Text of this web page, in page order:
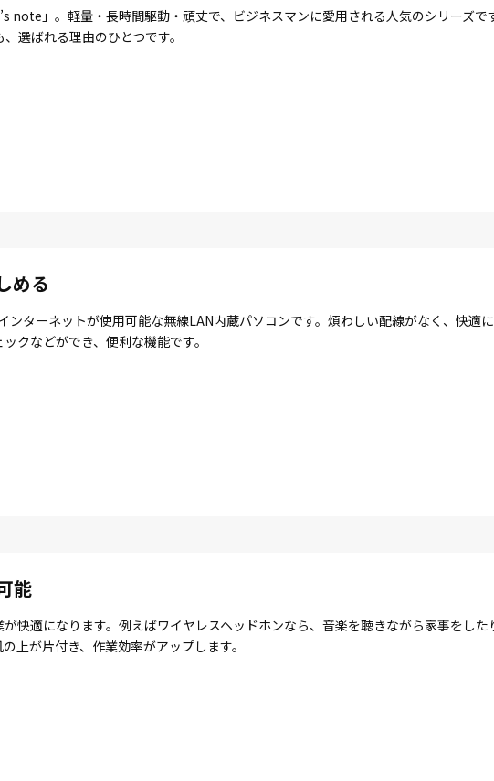
note」。軽量・長時間駆動・頑丈で、ビジネスマンに愛用される人気のシリーズで
選ばれる理由のひとつです。
める
ンターネットが使用可能な無線LAN内蔵パソコンです。煩わしい配線がなく、快適
クなどができ、便利な機能です。
能
快適になります。例えばワイヤレスヘッドホンなら、音楽を聴きながら家事をし
上が片付き、作業効率がアップします。